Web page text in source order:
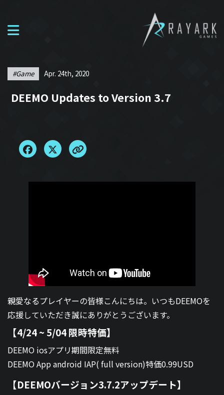
#game Apr. 24th, 2020
DEEMO Updates to Version 3.7
親愛なるプレイヤーの皆様こんにちは。いつもDEEMOを
応援していただき誠にありがとうございます。
【4/24 ~ 5/04 限時特価】
DEEMO iosアプリ期間限定無料
DEEMO App android IAP( full version)特価0.99USD
【DEEMOバージョン3.7.2アップデート】